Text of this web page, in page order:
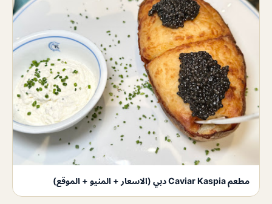
مطعم Caviar Kaspia دبي (الاسعار + المنيو + الموقع)